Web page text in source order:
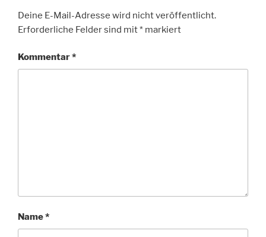
Deine E-Mail-Adresse wird nicht veröffentlicht.
Erforderliche Felder sind mit* markiert
Kommentar*
Name*